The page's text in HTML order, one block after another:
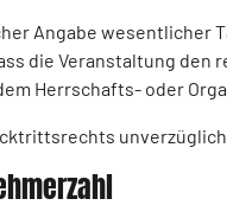
Angabe wesentlicher
die Veranstaltung
Herrschafts- oder